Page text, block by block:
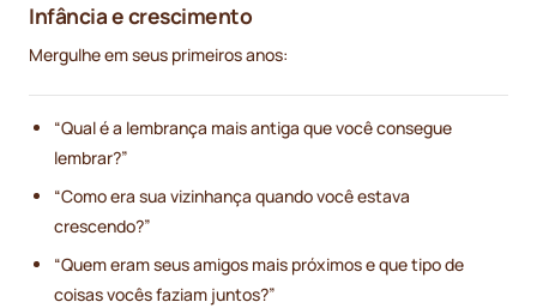
Infância e crescimento
Mergulhe em seus primeiros anos:
“Qual é a lembrança mais antiga que você consegue
lembrar?”
“Como era sua vizinhança quando você estava
crescendo?”
“Quem eram seus amigos mais próximos e que tipo de
coisas vocês faziam juntos?”